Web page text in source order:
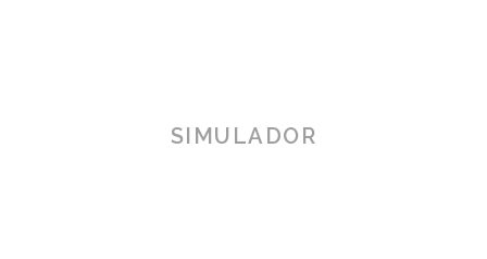
SIMULADOR